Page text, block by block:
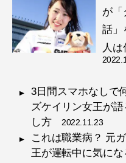
が「
話」
人
3日間スマホなしで
ズケイリン女王が
し方2022.11.23
これは職業病？ 元
王が運転中に気に